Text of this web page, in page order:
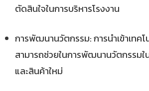
ตัดสินใจในการบริหารโรงงาน
การพัฒนานวัตกรรม: การนำเข้าเทคโ
สามารถช่วยในการพัฒนานวัตกรรมใ
และสินค้าใหม่